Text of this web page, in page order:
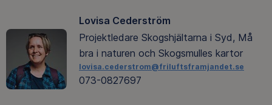
Lovisa Cederström
Projektledare Skogshjältarna i Syd, Må
bra i naturen och Skogsmulles kartor
lovisa.cederstrom@friluftsframjandet.se
073-0827697